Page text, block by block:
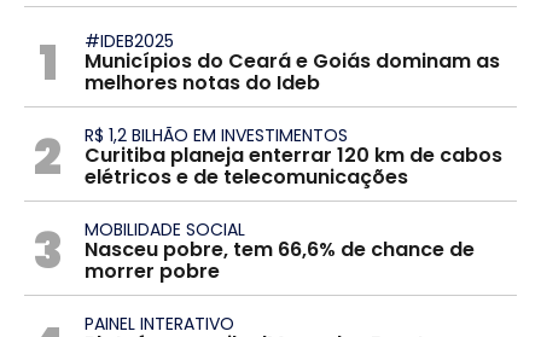
1 #IDEB2025
Municípios do Ceará e Goiás dominam as
melhores notas do Ideb
2 R$ 1,2 BILHÃO EM INVESTIMENTOS
Curitiba planeja enterrar 120 km de cabos
elétricos e de telecomunicações
3 MOBILIDADE SOCIAL
Nasceu pobre, tem 66,6% de chance de
morrer pobre
PAINEL INTERATIVO